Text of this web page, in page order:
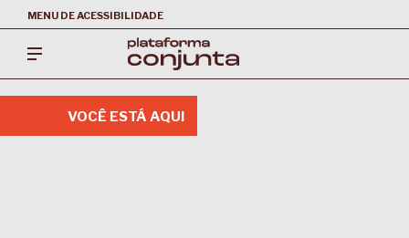
MENU DE ACESSIBILIDADE
VOCÊ ESTÁ AQUI